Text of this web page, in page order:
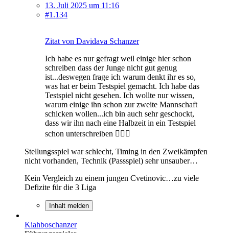
13. Juli 2025 um 11:16
#1.134
Zitat von Davidava Schanzer
Ich habe es nur gefragt weil einige hier schon
schreiben dass der Junge nicht gut genug
ist...deswegen frage ich warum denkt ihr es so,
was hat er beim Testspiel gemacht. Ich habe das
Testspiel nicht gesehen. Ich wollte nur wissen,
warum einige ihn schon zur zweite Mannschaft
schicken wollen...ich bin auch sehr geschockt,
dass wir ihn nach eine Halbzeit in ein Testspiel
schon unterschreiben 🤷🏿‍♂️
Stellungsspiel war schlecht, Timing in den Zweikämpfen
nicht vorhanden, Technik (Passspiel) sehr unsauber…
Kein Vergleich zu einem jungen Cvetinovic…zu viele
Defizite für die 3 Liga
Inhalt melden
Kiahboschanzer